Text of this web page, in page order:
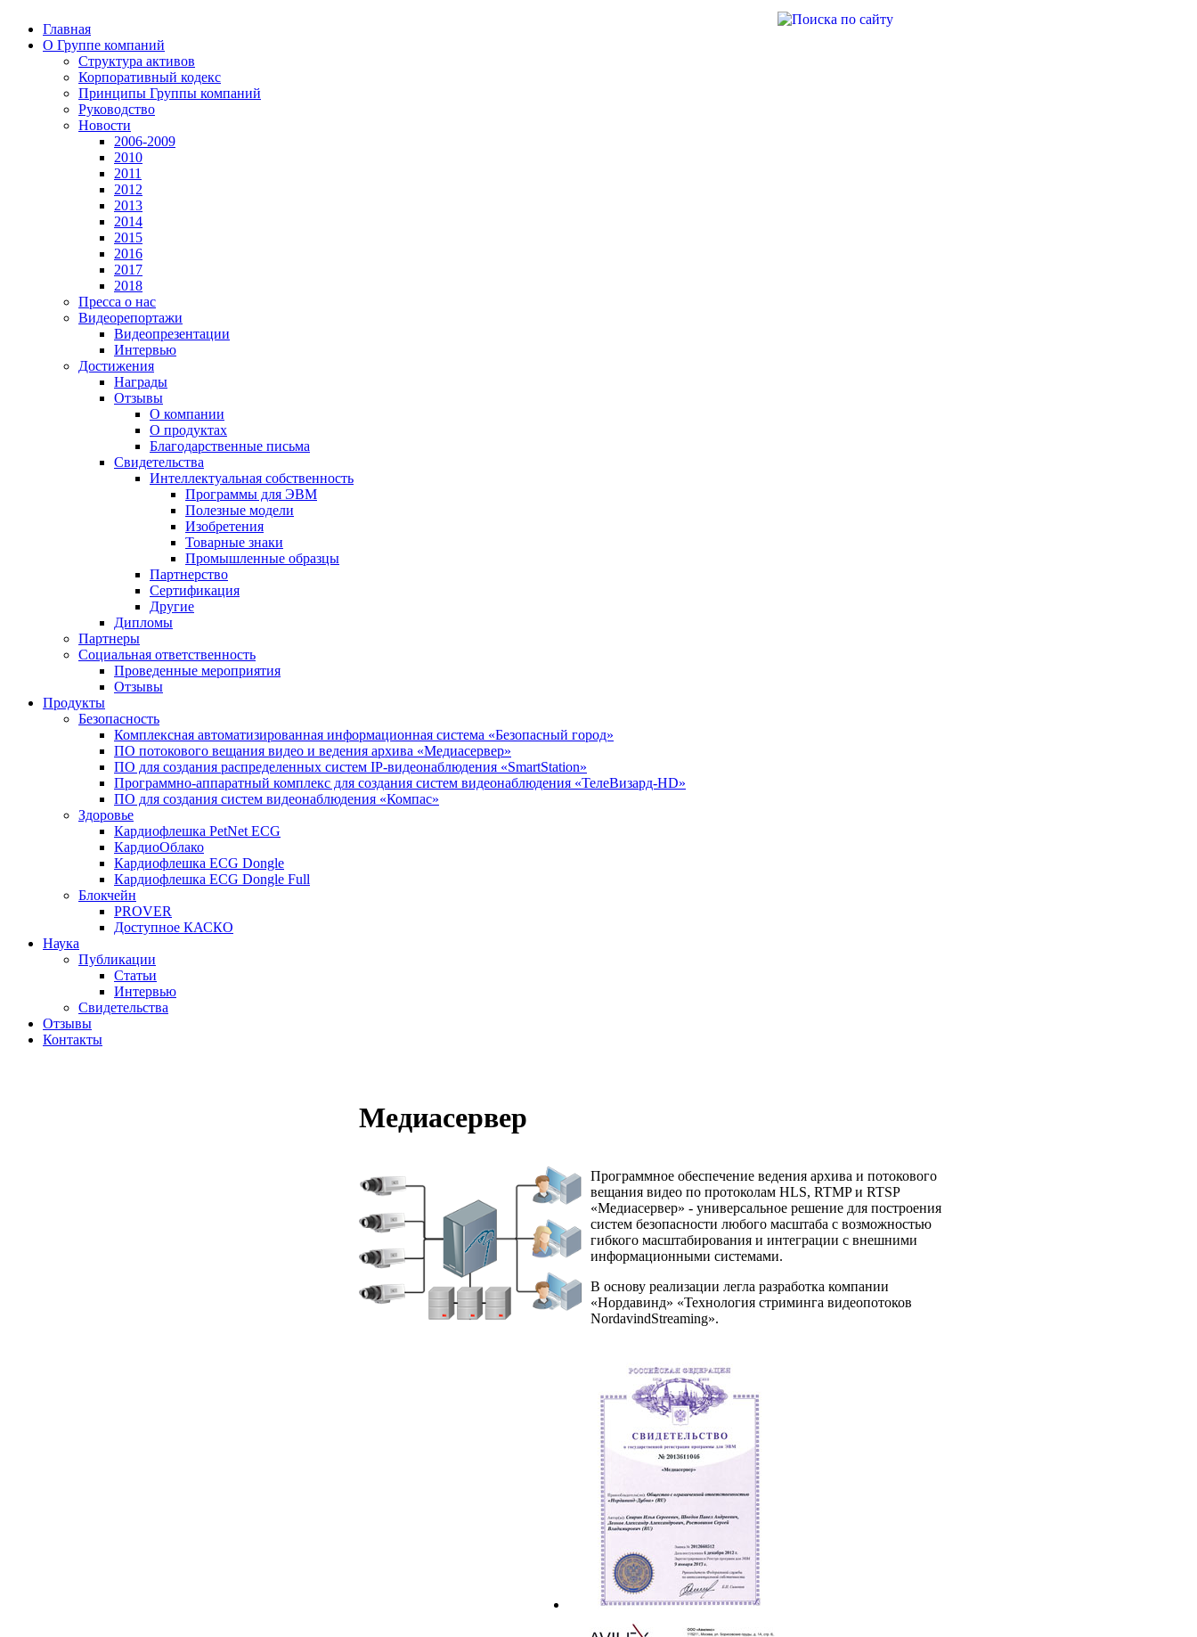
Главная
О Группе компаний
Структура активов
Корпоративный кодекс
Принципы Группы компаний
Руководство
Новости
2006-2009
2010
2011
2012
2013
2014
2015
2016
2017
2018
Пресса о нас
Видеорепортажи
Видеопрезентации
Интервью
Достижения
Награды
Отзывы
О компании
О продуктах
Благодарственные письма
Свидетельства
Интеллектуальная собственность
Программы для ЭВМ
Полезные модели
Изобретения
Товарные знаки
Промышленные образцы
Партнерство
Сертификация
Другие
Дипломы
Партнеры
Социальная ответственность
Проведенные мероприятия
Отзывы
Продукты
Безопасность
Комплексная автоматизированная информационная система «Безопасный город»
ПО потокового вещания видео и ведения архива «Медиасервер»
ПО для создания распределенных систем IP-видеонаблюдения «SmartStation»
Программно-аппаратный комплекс для создания систем видеонаблюдения «ТелеВизард-HD»
ПО для создания систем видеонаблюдения «Компас»
Здоровье
Кардиофлешка PetNet ECG
КардиоОблако
Кардиофлешка ЕCG Dongle
Кардиофлешка ECG Dongle Full
Блокчейн
PROVER
Доступное КАСКО
Наука
Публикации
Статьи
Интервью
Свидетельства
Отзывы
Контакты
Медиасервер
Программное обеспечение ведения архива и потокового
вещания видео по протоколам HLS, RTMP и RTSP
«Медиасервер» - универсальное решение для построения
систем безопасности любого масштаба с возможностью
гибкого масштабирования и интеграции с внешними
информационными системами.
В основу реализации легла разработка компании
«Нордавинд» «Технология стриминга видеопотоков
NordavindStreaming».